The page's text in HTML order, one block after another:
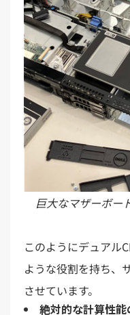
巨大なマザーボー
このようにデュアル
ような役割を持ち、
させています。
絶対的な計算性能